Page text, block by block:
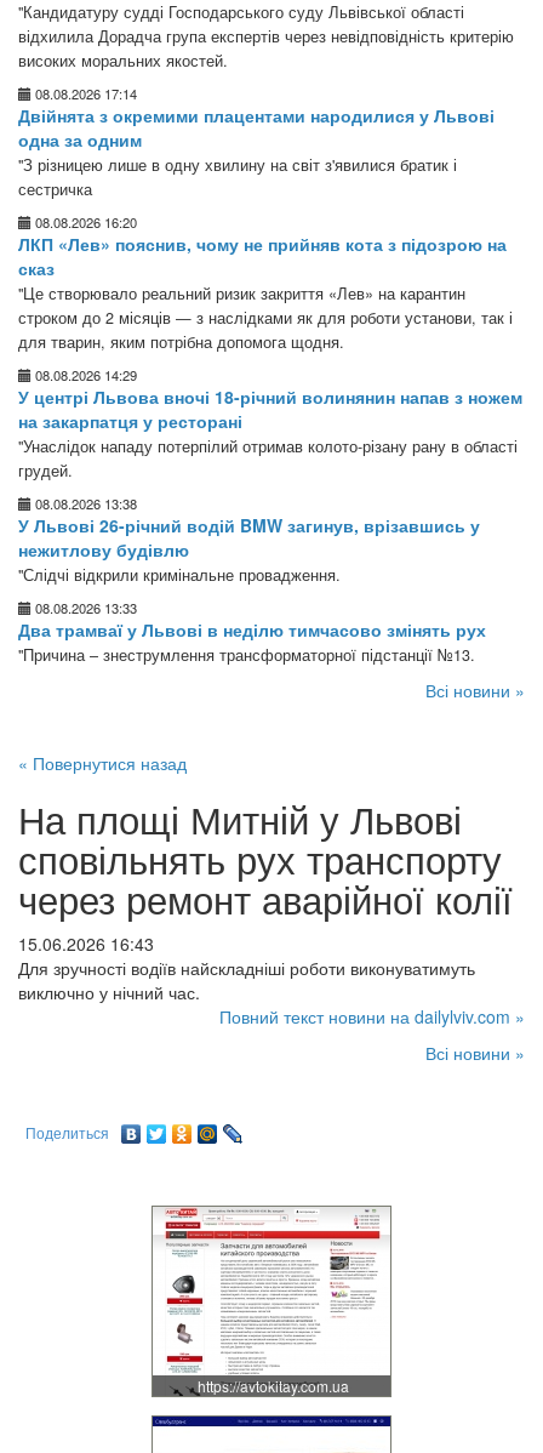
"Кандидатуру судді Господарського суду Львівської області
відхилила Дорадча група експертів через невідповідність критерію
високих моральних якостей.
08.08.2026 17:14
Двійнята з окремими плацентами народилися у Львові
одна за одним
"З різницею лише в одну хвилину на світ з'явилися братик і
сестричка
08.08.2026 16:20
ЛКП «Лев» пояснив, чому не прийняв кота з підозрою на
сказ
"Це створювало реальний ризик закриття «Лев» на карантин
строком до 2 місяців — з наслідками як для роботи установи, так і
для тварин, яким потрібна допомога щодня.
08.08.2026 14:29
У центрі Львова вночі 18-річний волинянин напав з ножем
на закарпатця у ресторані
"Унаслідок нападу потерпілий отримав колото-різану рану в області
грудей.
08.08.2026 13:38
У Львові 26-річний водій BMW загинув, врізавшись у
нежитлову будівлю
"Слідчі відкрили кримінальне провадження.
08.08.2026 13:33
Два трамваї у Львові в неділю тимчасово змінять рух
"Причина – знеструмлення трансформаторної підстанції №13.
Всі новини »
« Повернутися назад
На площі Митній у Львові
сповільнять рух транспорту
через ремонт аварійної колії
15.06.2026 16:43
Для зручності водіїв найскладніші роботи виконуватимуть
виключно у нічний час.
Повний текст новини на dailylviv.com »
Всі новини »
Поделиться
https://avtokitay.com.ua